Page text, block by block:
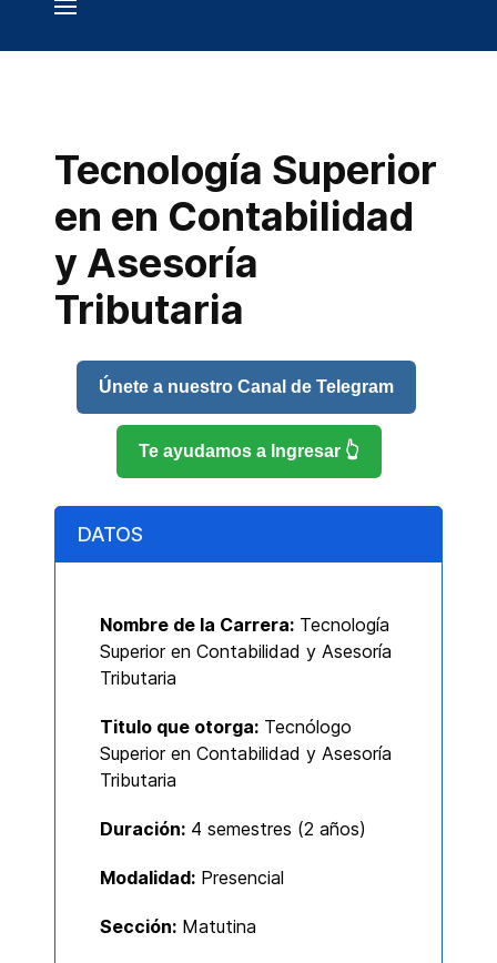
Tecnología Superior
en en Contabilidad
y Asesoría
Tributaria
Únete a nuestro Canal de Telegram
Te ayudamos a Ingresar 👆
DATOS
Nombre de la Carrera: Tecnología
Superior en Contabilidad y Asesoría
Tributaria
Titulo que otorga: Tecnólogo
Superior en Contabilidad y Asesoría
Tributaria
Duración: 4 semestres (2 años)
Modalidad: Presencial
Sección: Matutina